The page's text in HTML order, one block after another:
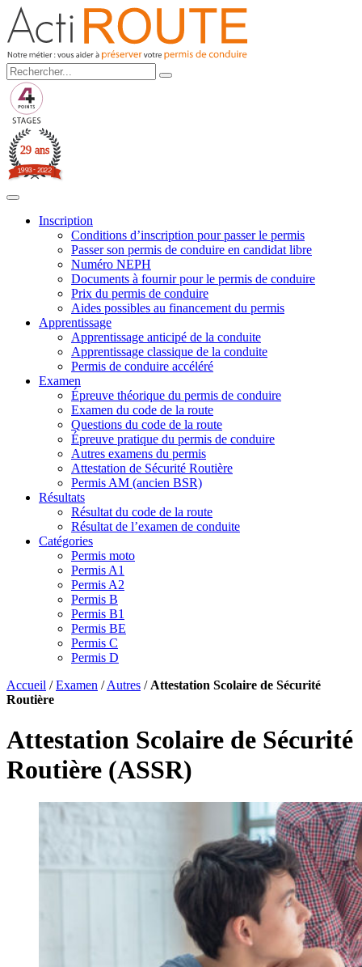
1993-2022
29 ans
Inscription
Conditions d’inscription pour passer le permis
Passer son permis de conduire en candidat libre
Numéro NEPH
Documents à fournir pour le permis de conduire
Prix du permis de conduire
Aides possibles au financement du permis
Apprentissage
Apprentissage anticipé de la conduite
Apprentissage classique de la conduite
Permis de conduire accéléré
Examen
Épreuve théorique du permis de conduire
Examen du code de la route
Questions du code de la route
Épreuve pratique du permis de conduire
Autres examens du permis
Attestation de Sécurité Routière
Permis AM (ancien BSR)
Résultats
Résultat du code de la route
Résultat de l’examen de conduite
Catégories
Permis moto
Permis A1
Permis A2
Permis B
Permis B1
Permis BE
Permis C
Permis D
Accueil /Examen /Autres / Attestation Scolaire de Sécurité
Routière
Attestation Scolaire de Sécurité
Routière (ASSR)